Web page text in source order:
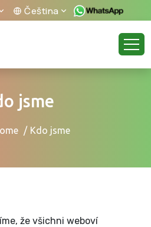
Čeština
jsme
Kdo jsme
že všichni weboví